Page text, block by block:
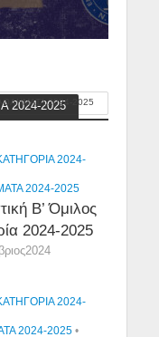
2024-20252024-2025
2024-
2024-2025
Β’ Όμιλος
2024-2025
2024-
2024-2025 •